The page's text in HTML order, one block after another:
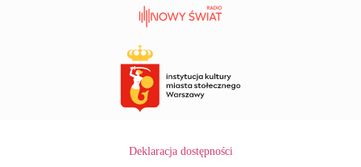
Deklaracja dostępności